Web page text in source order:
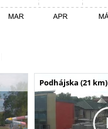
Podhájska (21 km)